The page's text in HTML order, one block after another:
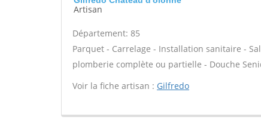
Artisan
Département: 85
Parquet - Carrelage - Installation sanitaire -
plomberie complète ou partielle - Douche
Voir la fiche artisan : Gilfredo